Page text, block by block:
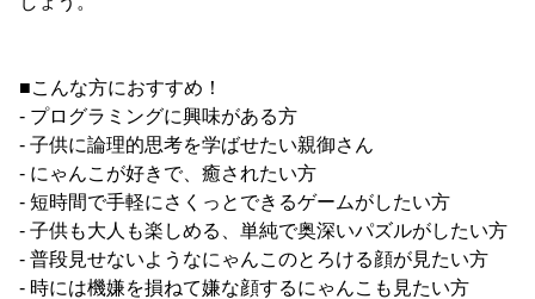
■こんな方におすすめ！
- プログラミングに興味がある方
- 子供に論理的思考を学ばせたい親御さん
- にゃんこが好きで、癒されたい方
- 短時間で手軽にさくっとできるゲームがしたい方
- 子供も大人も楽しめる、単純で奥深いパズルがしたい方
- 普段見せないようなにゃんこのとろける顔が見たい方
- 時には機嫌を損ねて嫌な顔するにゃんこも見たい方